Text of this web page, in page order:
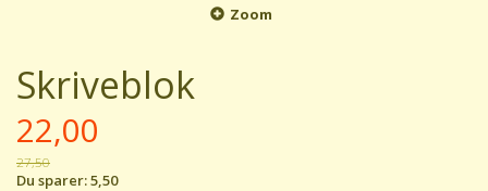
Zoom
Skriveblok
22,00
27,50
Du sparer:5,50